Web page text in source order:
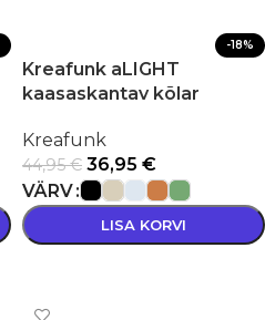
-18%
Kreafunk aLIGHT
kaasaskantav kõlar
Kreafunk
44,95€ 36,95 €
VÄRV
LISA KORVI